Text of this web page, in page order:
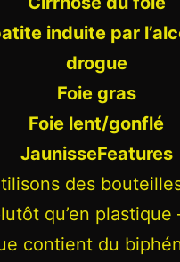
induite par
drogue
Foie gras
Foie lent/gonflé
JaunisseFeatures
des
qu’en plastique
contient du